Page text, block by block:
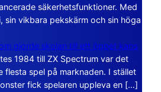
säkerhetsfunktioner. Med
sin vikbara pekskärm och sin höga
gjorde skolan till ett öppet kaos
1984 till ZX Spectrum var det
flesta spel på marknaden. I stället
fick spelaren uppleva en […]